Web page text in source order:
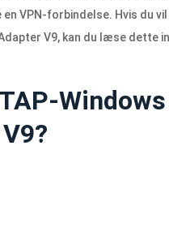
VPN-forbindelse. Hvis du
V9, kan du læse dette
Windows